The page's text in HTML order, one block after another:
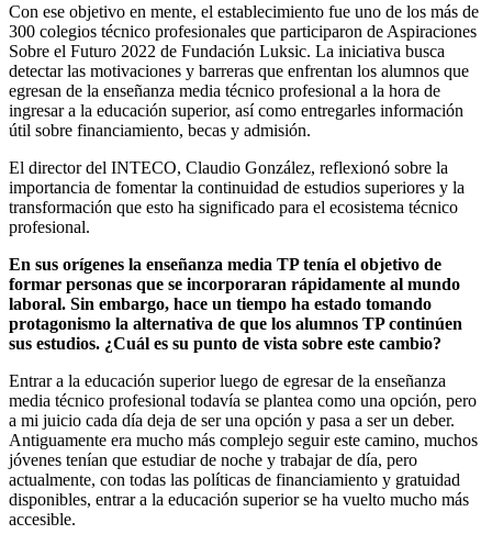
Con ese objetivo en mente, el establecimiento fue uno de los más de
300 colegios técnico profesionales que participaron de Aspiraciones
Sobre el Futuro 2022 de Fundación Luksic. La iniciativa busca
detectar las motivaciones y barreras que enfrentan los alumnos que
egresan de la enseñanza media técnico profesional a la hora de
ingresar a la educación superior, así como entregarles información
útil sobre financiamiento, becas y admisión.
El director del INTECO, Claudio González, reflexionó sobre la
importancia de fomentar la continuidad de estudios superiores y la
transformación que esto ha significado para el ecosistema técnico
profesional.
En sus orígenes la enseñanza media TP tenía el objetivo de
formar personas que se incorporaran rápidamente al mundo
laboral. Sin embargo, hace un tiempo ha estado tomando
protagonismo la alternativa de que los alumnos TP continúen
sus estudios. ¿Cuál es su punto de vista sobre este cambio?
Entrar a la educación superior luego de egresar de la enseñanza
media técnico profesional todavía se plantea como una opción, pero
a mi juicio cada día deja de ser una opción y pasa a ser un deber.
Antiguamente era mucho más complejo seguir este camino, muchos
jóvenes tenían que estudiar de noche y trabajar de día, pero
actualmente, con todas las políticas de financiamiento y gratuidad
disponibles, entrar a la educación superior se ha vuelto mucho más
accesible.